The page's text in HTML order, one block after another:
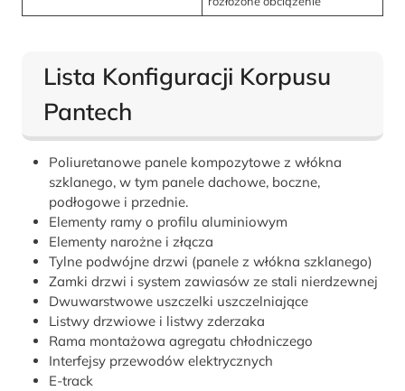
Lista Konfiguracji Korpusu
Pantech
Poliuretanowe panele kompozytowe z włókna
szklanego, w tym panele dachowe, boczne,
podłogowe i przednie.
Elementy ramy o profilu aluminiowym
Elementy narożne i złącza
Tylne podwójne drzwi (panele z włókna szklanego)
Zamki drzwi i system zawiasów ze stali nierdzewnej
Dwuwarstwowe uszczelki uszczelniające
Listwy drzwiowe i listwy zderzaka
Rama montażowa agregatu chłodniczego
Interfejsy przewodów elektrycznych
E-track